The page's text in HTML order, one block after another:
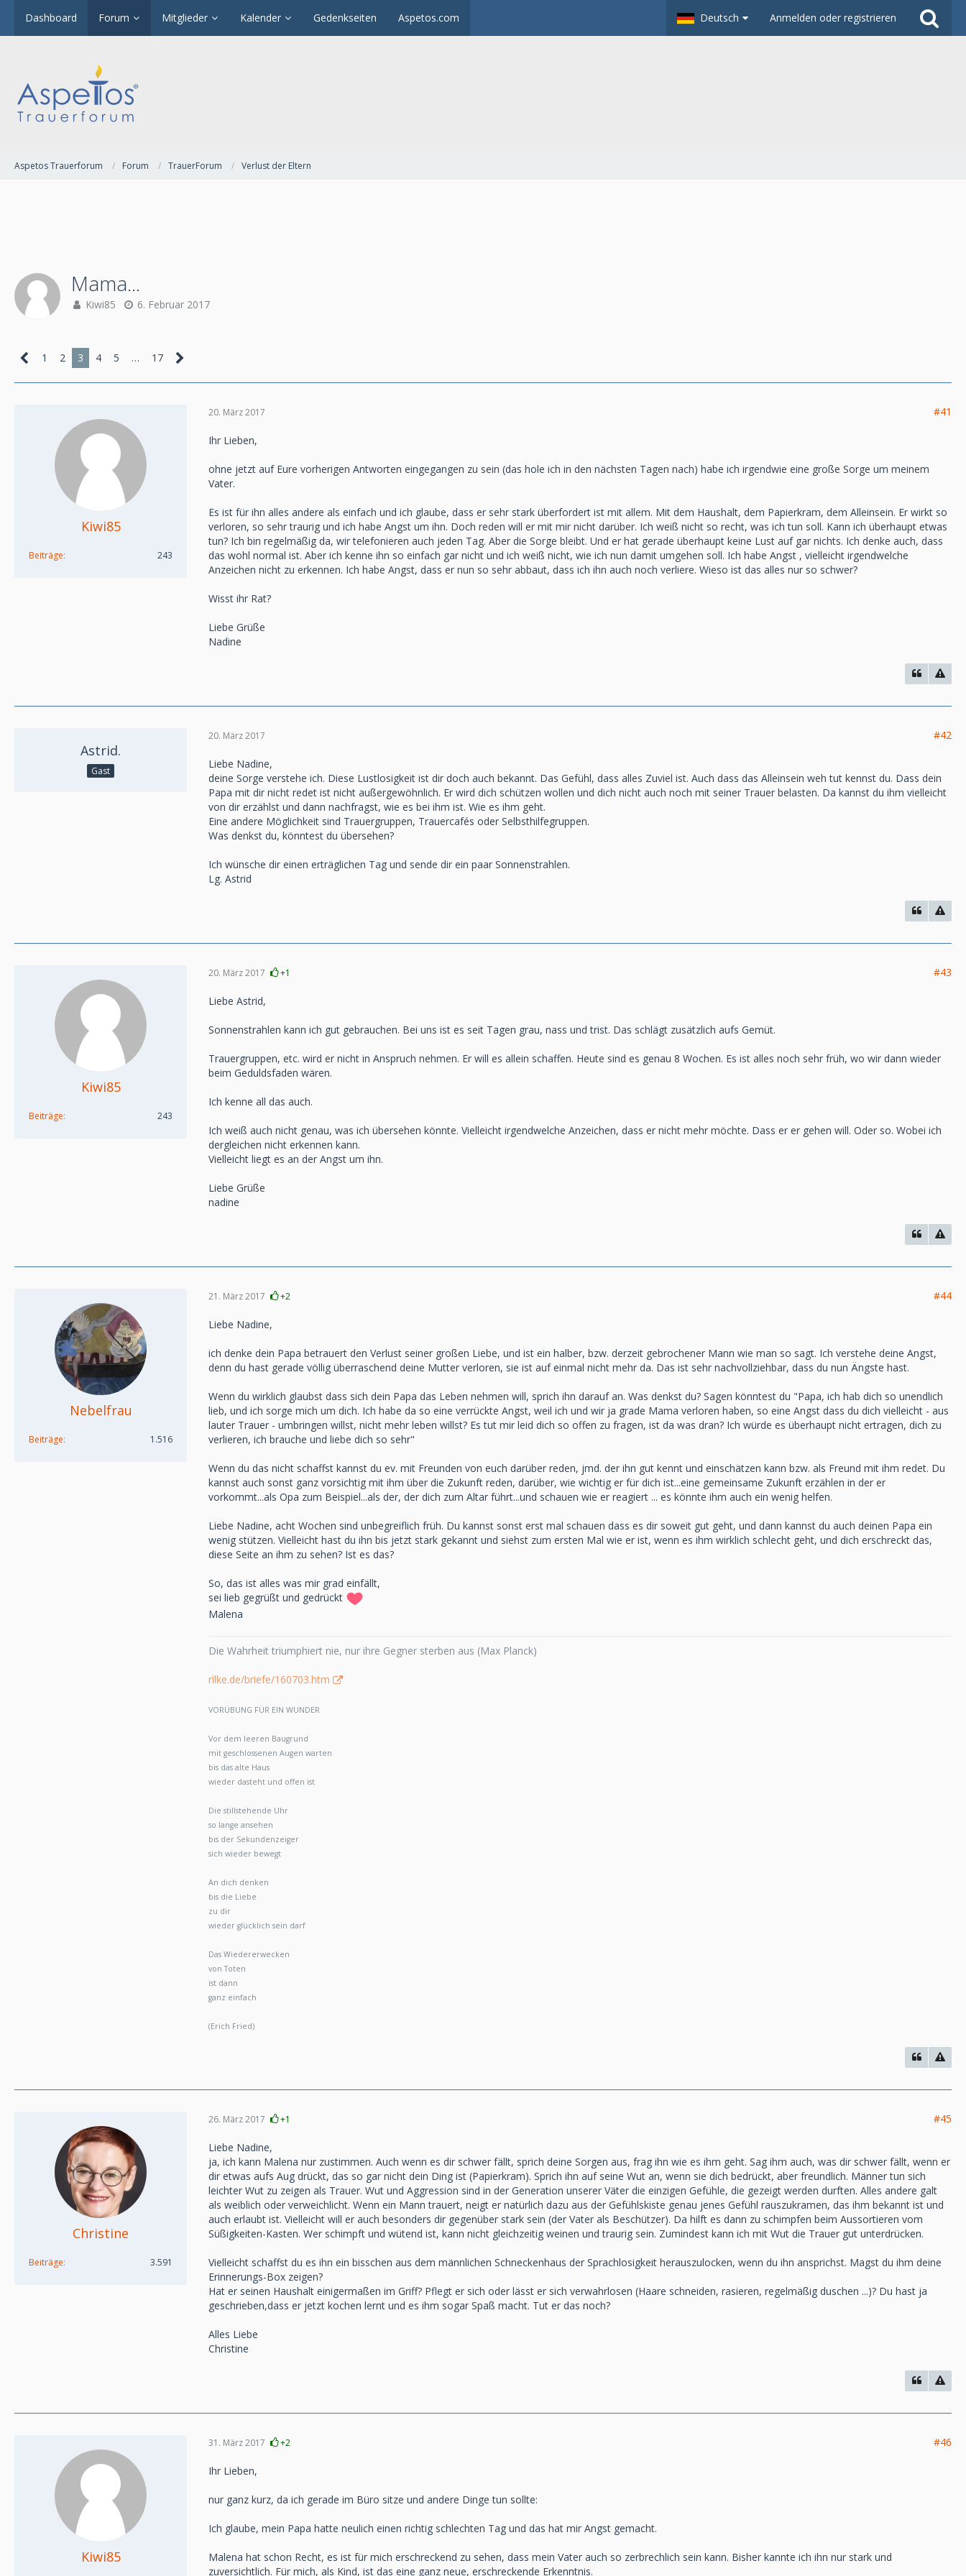
Dashboard Forum Mitglieder Kalender Gedenkseiten Aspetos.com Deutsch Anmelden oder registrieren
Aspetos Trauerforum Forum TrauerForum Verlust der Eltern
Mama...
Kiwi85 6. Februar 2017
1 2 3 4 5 … 17
Kiwi85
Beiträge 243
20. März 2017 #41
Ihr Lieben,
ohne jetzt auf Eure vorherigen Antworten eingegangen zu sein (das hole ich in den nächsten Tagen nach) habe ich irgendwie eine große Sorge um meinem
Vater.
Es ist für ihn alles andere als einfach und ich glaube, dass er sehr stark überfordert ist mit allem. Mit dem Haushalt, dem Papierkram, dem Alleinsein. Er wirkt so
verloren, so sehr traurig und ich habe Angst um ihn. Doch reden will er mit mir nicht darüber. Ich weiß nicht so recht, was ich tun soll. Kann ich überhaupt etwas
tun? Ich bin regelmäßig da, wir telefonieren auch jeden Tag. Aber die Sorge bleibt. Und er hat gerade überhaupt keine Lust auf gar nichts. Ich denke auch, dass
das wohl normal ist. Aber ich kenne ihn so einfach gar nicht und ich weiß nicht, wie ich nun damit umgehen soll. Ich habe Angst , vielleicht irgendwelche
Anzeichen nicht zu erkennen. Ich habe Angst, dass er nun so sehr abbaut, dass ich ihn auch noch verliere. Wieso ist das alles nur so schwer?
Wisst ihr Rat?
Liebe Grüße
Nadine
Astrid.
Gast
20. März 2017 #42
Liebe Nadine,
deine Sorge verstehe ich. Diese Lustlosigkeit ist dir doch auch bekannt. Das Gefühl, dass alles Zuviel ist. Auch dass das Alleinsein weh tut kennst du. Dass dein
Papa mit dir nicht redet ist nicht außergewöhnlich. Er wird dich schützen wollen und dich nicht auch noch mit seiner Trauer belasten. Da kannst du ihm vielleicht
von dir erzählst und dann nachfragst, wie es bei ihm ist. Wie es ihm geht.
Eine andere Möglichkeit sind Trauergruppen, Trauercafés oder Selbsthilfegruppen.
Was denkst du, könntest du übersehen?
Ich wünsche dir einen erträglichen Tag und sende dir ein paar Sonnenstrahlen.
Lg. Astrid
Kiwi85
Beiträge 243
20. März 2017 +1 #43
Liebe Astrid,
Sonnenstrahlen kann ich gut gebrauchen. Bei uns ist es seit Tagen grau, nass und trist. Das schlägt zusätzlich aufs Gemüt.
Trauergruppen, etc. wird er nicht in Anspruch nehmen. Er will es allein schaffen. Heute sind es genau 8 Wochen. Es ist alles noch sehr früh, wo wir dann wieder
beim Geduldsfaden wären.
Ich kenne all das auch.
Ich weiß auch nicht genau, was ich übersehen könnte. Vielleicht irgendwelche Anzeichen, dass er nicht mehr möchte. Dass er er gehen will. Oder so. Wobei ich
dergleichen nicht erkennen kann.
Vielleicht liegt es an der Angst um ihn.
Liebe Grüße
nadine
Nebelfrau
Beiträge 1.516
21. März 2017 +2 #44
Liebe Nadine,
ich denke dein Papa betrauert den Verlust seiner großen Liebe, und ist ein halber, bzw. derzeit gebrochener Mann wie man so sagt. Ich verstehe deine Angst,
denn du hast gerade völlig überraschend deine Mutter verloren, sie ist auf einmal nicht mehr da. Das ist sehr nachvollziehbar, dass du nun Ängste hast.
Wenn du wirklich glaubst dass sich dein Papa das Leben nehmen will, sprich ihn darauf an. Was denkst du? Sagen könntest du "Papa, ich hab dich so unendlich
lieb, und ich sorge mich um dich. Ich habe da so eine verrückte Angst, weil ich und wir ja grade Mama verloren haben, so eine Angst dass du dich vielleicht - aus
lauter Trauer - umbringen willst, nicht mehr leben willst? Es tut mir leid dich so offen zu fragen, ist da was dran? Ich würde es überhaupt nicht ertragen, dich zu
verlieren, ich brauche und liebe dich so sehr"
Wenn du das nicht schaffst kannst du ev. mit Freunden von euch darüber reden, jmd. der ihn gut kennt und einschätzen kann bzw. als Freund mit ihm redet. Du
kannst auch sonst ganz vorsichtig mit ihm über die Zukunft reden, darüber, wie wichtig er für dich ist...eine gemeinsame Zukunft erzählen in der er
vorkommt...als Opa zum Beispiel...als der, der dich zum Altar führt...und schauen wie er reagiert ... es könnte ihm auch ein wenig helfen.
Liebe Nadine, acht Wochen sind unbegreiflich früh. Du kannst sonst erst mal schauen dass es dir soweit gut geht, und dann kannst du auch deinen Papa ein
wenig stützen. Vielleicht hast du ihn bis jetzt stark gekannt und siehst zum ersten Mal wie er ist, wenn es ihm wirklich schlecht geht, und dich erschreckt das,
diese Seite an ihm zu sehen? Ist es das?
So, das ist alles was mir grad einfällt,
sei lieb gegrüßt und gedrückt
Malena
Die Wahrheit triumphiert nie, nur ihre Gegner sterben aus (Max Planck)
rilke.de/briefe/160703.htm
VORÜBUNG FÜR EIN WUNDER
Vor dem leeren Baugrund
mit geschlossenen Augen warten
bis das alte Haus
wieder dasteht und offen ist
Die stillstehende Uhr
so lange ansehen
bis der Sekundenzeiger
sich wieder bewegt
An dich denken
bis die Liebe
zu dir
wieder glücklich sein darf
Das Wiedererwecken
von Toten
ist dann
ganz einfach
(Erich Fried)
Christine
Beiträge 3.591
26. März 2017 +1 #45
Liebe Nadine,
ja, ich kann Malena nur zustimmen. Auch wenn es dir schwer fällt, sprich deine Sorgen aus, frag ihn wie es ihm geht. Sag ihm auch, was dir schwer fällt, wenn er
dir etwas aufs Aug drückt, das so gar nicht dein Ding ist (Papierkram). Sprich ihn auf seine Wut an, wenn sie dich bedrückt, aber freundlich. Männer tun sich
leichter Wut zu zeigen als Trauer. Wut und Aggression sind in der Generation unserer Väter die einzigen Gefühle, die gezeigt werden durften. Alles andere galt
als weiblich oder verweichlicht. Wenn ein Mann trauert, neigt er natürlich dazu aus der Gefühlskiste genau jenes Gefühl rauszukramen, das ihm bekannt ist und
auch erlaubt ist. Vielleicht will er auch besonders dir gegenüber stark sein (der Vater als Beschützer). Da hilft es dann zu schimpfen beim Aussortieren vom
Süßigkeiten-Kasten. Wer schimpft und wütend ist, kann nicht gleichzeitig weinen und traurig sein. Zumindest kann ich mit Wut die Trauer gut unterdrücken.
Vielleicht schaffst du es ihn ein bisschen aus dem männlichen Schneckenhaus der Sprachlosigkeit herauszulocken, wenn du ihn ansprichst. Magst du ihm deine
Erinnerungs-Box zeigen?
Hat er seinen Haushalt einigermaßen im Griff? Pflegt er sich oder lässt er sich verwahrlosen (Haare schneiden, rasieren, regelmäßig duschen ...)? Du hast ja
geschrieben,dass er jetzt kochen lernt und es ihm sogar Spaß macht. Tut er das noch?
Alles Liebe
Christine
Kiwi85
31. März 2017 +2 #46
Ihr Lieben,
nur ganz kurz, da ich gerade im Büro sitze und andere Dinge tun sollte:
Ich glaube, mein Papa hatte neulich einen richtig schlechten Tag und das hat mir Angst gemacht.
Malena hat schon Recht, es ist für mich erschreckend zu sehen, dass mein Vater auch so zerbrechlich sein kann. Bisher kannte ich ihn nur stark und
zuversichtlich. Für mich, als Kind, ist das eine ganz neue, erschreckende Erkenntnis.